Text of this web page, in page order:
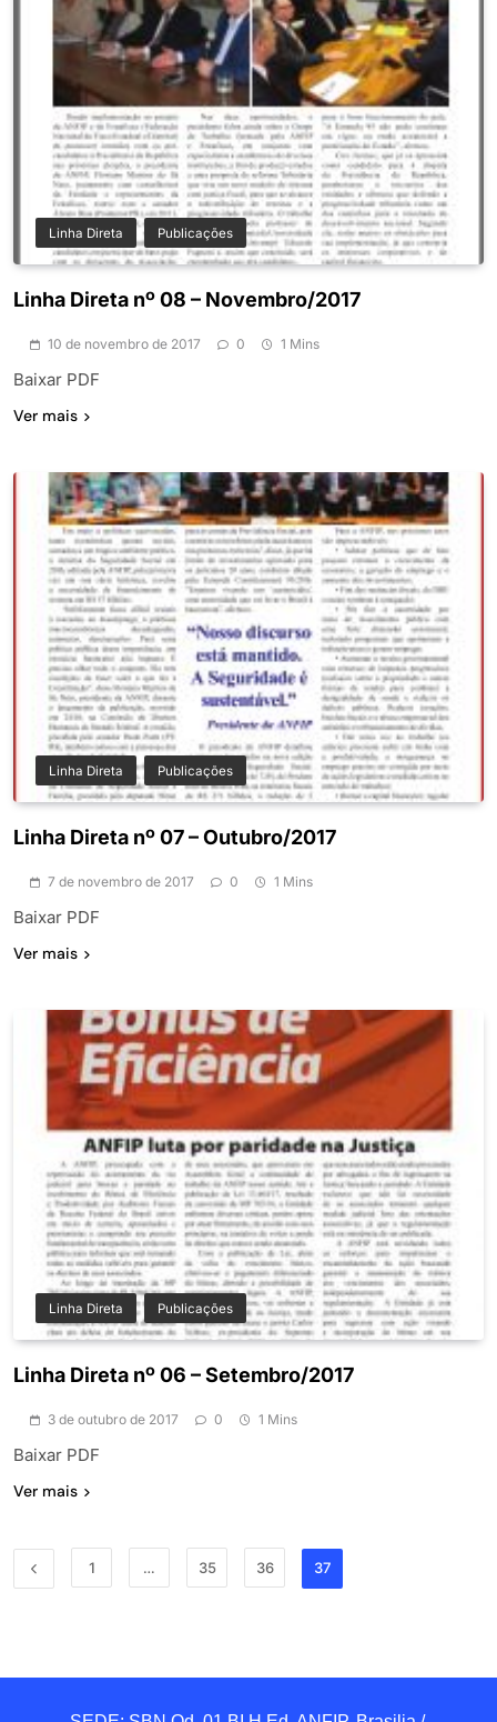
Linha Direta Publicações
Linha Direta nº 08 – Novembro/2017
10 de novembro de 2017 0 1 Mins
Baixar PDF
Ver mais
Linha Direta Publicações
Linha Direta nº 07 – Outubro/2017
7 de novembro de 2017 0 1 Mins
Baixar PDF
Ver mais
Linha Direta Publicações
Linha Direta nº 06 – Setembro/2017
3 de outubro de 2017 0 1 Mins
Baixar PDF
Ver mais
1 … 35 36 37